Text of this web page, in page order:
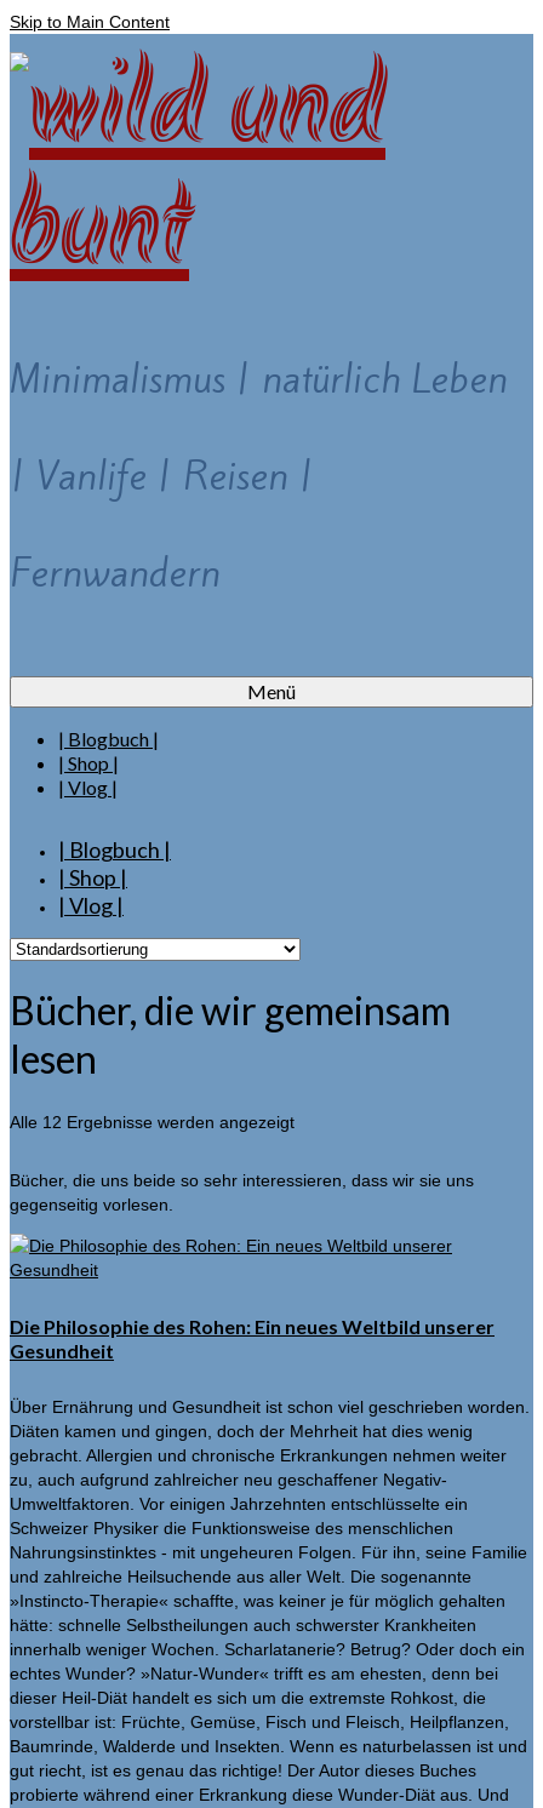
Skip to Main Content
Minimalismus | natürlich Leben
| Vanlife | Reisen |
Fernwandern
Menü
| Blogbuch |
| Shop |
| Vlog |
| Blogbuch |
| Shop |
| Vlog |
Bücher, die wir gemeinsam
lesen
Alle 12 Ergebnisse werden angezeigt
Bücher, die uns beide so sehr interessieren, dass wir sie uns
gegenseitig vorlesen.
Die Philosophie des Rohen: Ein neues Weltbild unserer
Gesundheit
Über Ernährung und Gesundheit ist schon viel geschrieben worden.
Diäten kamen und gingen, doch der Mehrheit hat dies wenig
gebracht. Allergien und chronische Erkrankungen nehmen weiter
zu, auch aufgrund zahlreicher neu geschaffener Negativ-
Umweltfaktoren. Vor einigen Jahrzehnten entschlüsselte ein
Schweizer Physiker die Funktionsweise des menschlichen
Nahrungsinstinktes - mit ungeheuren Folgen. Für ihn, seine Familie
und zahlreiche Heilsuchende aus aller Welt. Die sogenannte
»Instincto-Therapie« schaffte, was keiner je für möglich gehalten
hätte: schnelle Selbstheilungen auch schwerster Krankheiten
innerhalb weniger Wochen. Scharlatanerie? Betrug? Oder doch ein
echtes Wunder? »Natur-Wunder« trifft es am ehesten, denn bei
dieser Heil-Diät handelt es sich um die extremste Rohkost, die
vorstellbar ist: Früchte, Gemüse, Fisch und Fleisch, Heilpflanzen,
Baumrinde, Walderde und Insekten. Wenn es naturbelassen ist und
gut riecht, ist es genau das richtige! Der Autor dieses Buches
probierte während einer Erkrankung diese Wunder-Diät aus. Und